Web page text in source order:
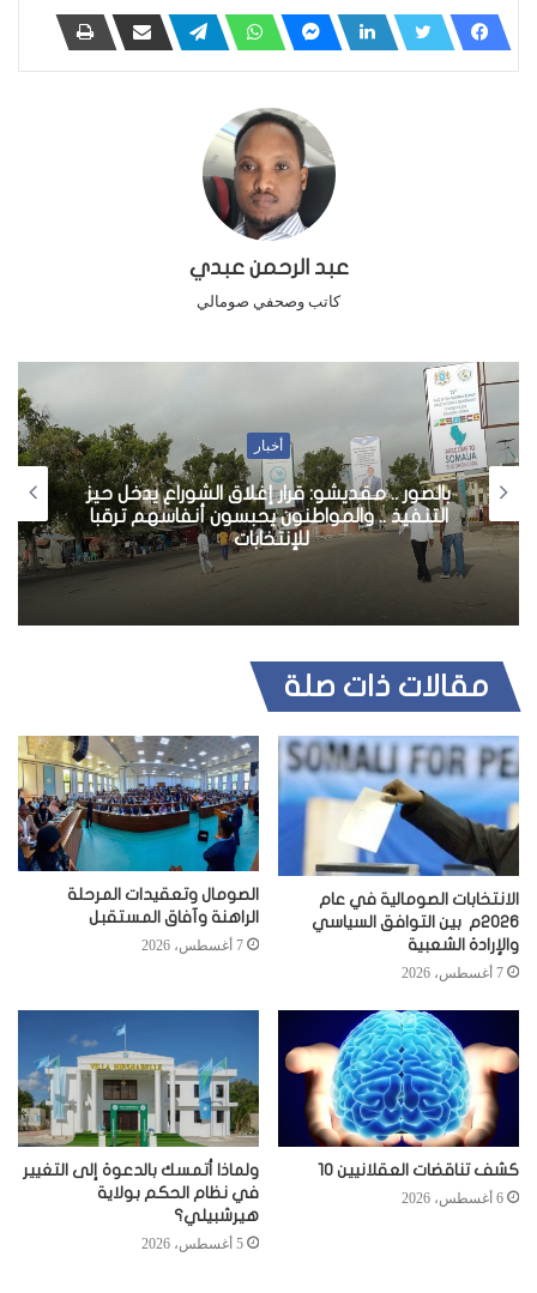
عبد الرحمن عبدي
كاتب وصحفي صومالي
أخبار
بالصور .. مقديشو: قرار إغلاق الشوراع يدخل حيز
التنفيذ .. والمواطنون يحبسون أنفاسهم ترقبا
للإنتخابات
مقالات ذات صلة
الانتخابات الصومالية في عام
2026م بين التوافق السياسي
والإرادة الشعبية
7 أغسطس، 2026
الصومال وتعقيدات المرحلة
الراهنة وآفاق المستقبل
7 أغسطس، 2026
كشف تناقضات العقلانيين 10
6 أغسطس، 2026
ولماذا أتمسك بالدعوة إلى التغيير
في نظام الحكم بولاية
هيرشبيلي؟
5 أغسطس، 2026